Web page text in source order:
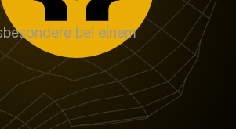
bei einem